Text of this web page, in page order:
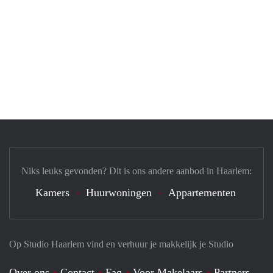
Op Studio Haarlem vind en verhuur je makkelijk je Studio
Niks leuks gevonden? Dit is ons andere aanbod in Haarlem:
Kamers Huurwoningen Appartementen